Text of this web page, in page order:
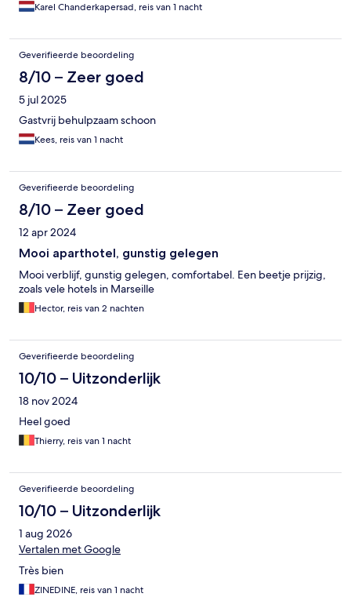
Karel Chanderkapersad, reis van 1 nacht
Geverifieerde beoordeling
8/10 – Zeer goed
5 jul 2025
Gastvrij behulpzaam schoon
Kees, reis van 1 nacht
Geverifieerde beoordeling
8/10 – Zeer goed
12 apr 2024
Mooi aparthotel, gunstig gelegen
Mooi verblijf, gunstig gelegen, comfortabel. Een beetje prijzig,
zoals vele hotels in Marseille
Hector, reis van 2 nachten
Geverifieerde beoordeling
10/10 – Uitzonderlijk
18 nov 2024
Heel goed
Thierry, reis van 1 nacht
Geverifieerde beoordeling
10/10 – Uitzonderlijk
1 aug 2026
Vertalen met Google
Très bien
ZINEDINE, reis van 1 nacht